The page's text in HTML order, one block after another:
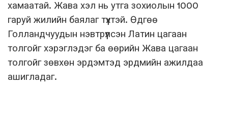
хамаатай. Жава хэл нь утга зохиолын 1000
гаруй жилийн баялаг түүхтэй. Өдгөө
Голландчуудын нэвтрүүлсэн Латин цагаан
толгойг хэрэглэдэг ба өөрийн Жава цагаан
толгойг зөвхөн эрдэмтэд эрдмийн ажилдаа
ашигладаг.